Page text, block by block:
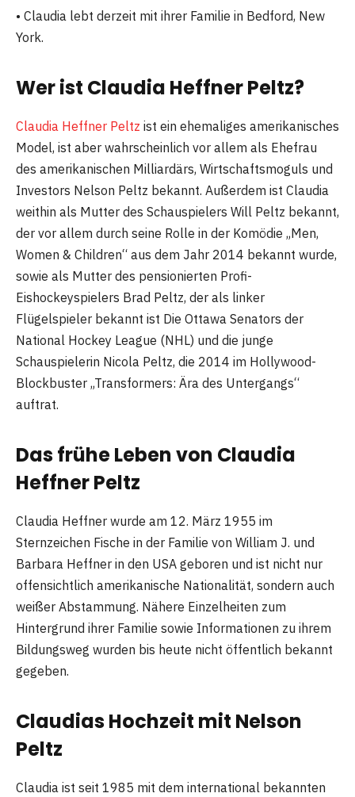
• Claudia lebt derzeit mit ihrer Familie in Bedford, New
York.
Wer ist Claudia Heffner Peltz?
Claudia Heffner Peltz ist ein ehemaliges amerikanisches
Model, ist aber wahrscheinlich vor allem als Ehefrau
des amerikanischen Milliardärs, Wirtschaftsmoguls und
Investors Nelson Peltz bekannt. Außerdem ist Claudia
weithin als Mutter des Schauspielers Will Peltz bekannt,
der vor allem durch seine Rolle in der Komödie „Men,
Women & Children“ aus dem Jahr 2014 bekannt wurde,
sowie als Mutter des pensionierten Profi-
Eishockeyspielers Brad Peltz, der als linker
Flügelspieler bekannt ist Die Ottawa Senators der
National Hockey League (NHL) und die junge
Schauspielerin Nicola Peltz, die 2014 im Hollywood-
Blockbuster „Transformers: Ära des Untergangs“
auftrat.
Das frühe Leben von Claudia
Heffner Peltz
Claudia Heffner wurde am 12. März 1955 im
Sternzeichen Fische in der Familie von William J. und
Barbara Heffner in den USA geboren und ist nicht nur
offensichtlich amerikanische Nationalität, sondern auch
weißer Abstammung. Nähere Einzelheiten zum
Hintergrund ihrer Familie sowie Informationen zu ihrem
Bildungsweg wurden bis heute nicht öffentlich bekannt
gegeben.
Claudias Hochzeit mit Nelson
Peltz
Claudia ist seit 1985 mit dem international bekannten